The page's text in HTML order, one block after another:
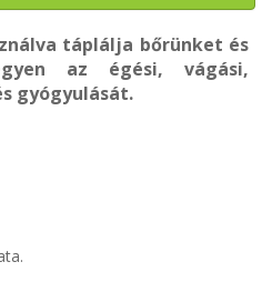
táplálja bőrünket és
az égési, vágási,
gyógyulását.